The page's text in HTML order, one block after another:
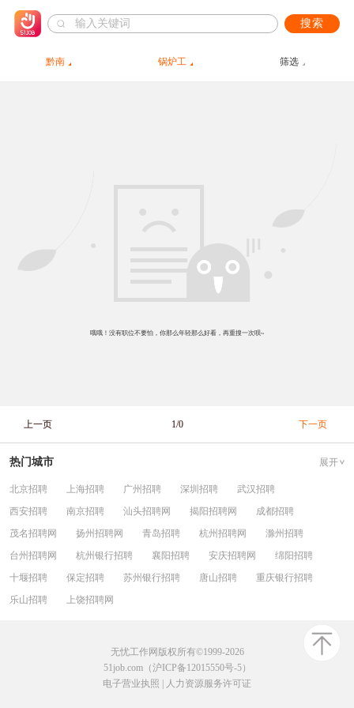
搜索
黔南 锅炉工 筛选
哦哦！没有职位不要怕，你那么年轻那么好看，再重搜一次呗~
上一页 1/0 下一页
热门城市 展开
北京招聘 上海招聘 广州招聘 深圳招聘
武汉招聘
西安招聘
南京招聘 汕头招聘网 揭阳招聘网
成都招聘
茂名招聘网
扬州招聘网 青岛招聘 杭州招聘网
滁州招聘
台州招聘网
杭州银行招聘 襄阳招聘 安庆招聘网
绵阳招聘
十堰招聘
保定招聘 苏州银行招聘 唐山招聘
重庆银行招聘
乐山招聘
上饶招聘网
无忧工作网版权所有©1999-2026
51job.com（沪ICP备12015550号-5）
电子营业执照
人力资源服务许可证